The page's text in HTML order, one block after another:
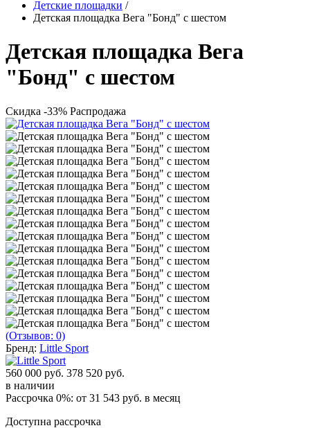
Детские площадки /
Детская площадка Вега "Бонд" с шестом
Детская площадка Вега
"Бонд" с шестом
Скидка -33% Распродажа
(Отзывов: 0)
Бренд: Little Sport
560 000 руб. 378 520 руб.
в наличии
Рассрочка 0%: от 31 543 руб. в месяц
Доступна рассрочка